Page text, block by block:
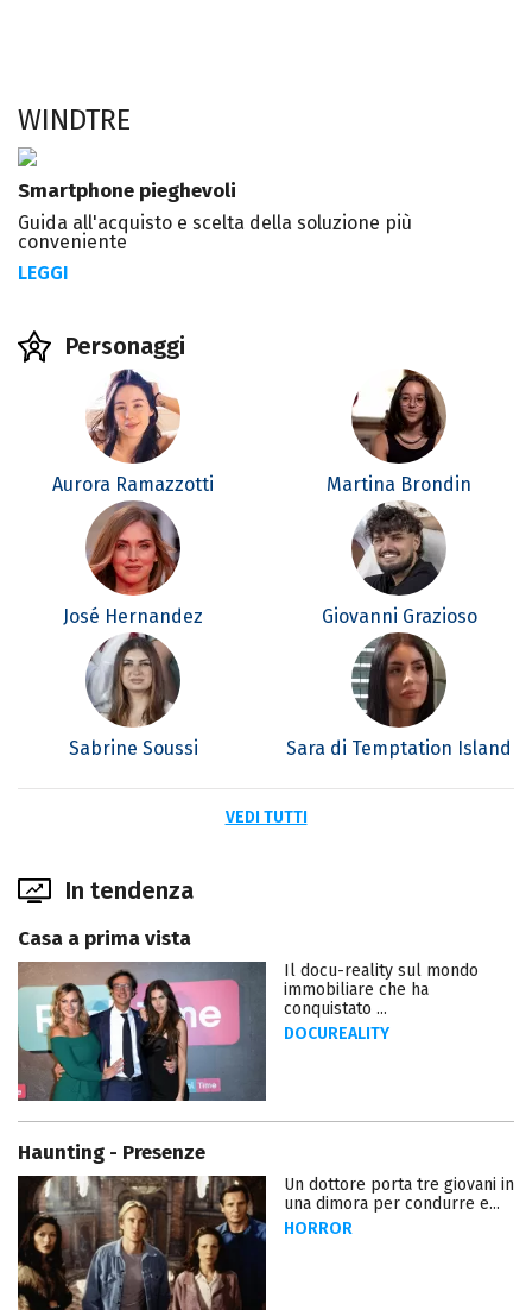
WINDTRE
Smartphone pieghevoli
Guida all'acquisto e scelta della soluzione più
conveniente
LEGGI
Personaggi
Aurora Ramazzotti Martina Brondin
José Hernandez Giovanni Grazioso
Sabrine Soussi Sara di Temptation Island
VEDI TUTTI
In tendenza
Casa a prima vista
Il docu-reality sul mondo
immobiliare che ha
conquistato ...
DOCUREALITY
Haunting - Presenze
Un dottore porta tre giovani in
una dimora per condurre e...
HORROR